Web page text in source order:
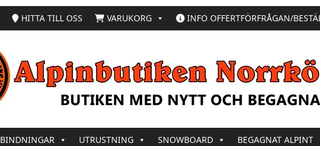
HITTA TILL OSS VARUKORG INFO OFFERTFÖRFRÅGAN/
BINDNINGAR UTRUSTNING SNOWBOARD BEGAGNAT ALPINT